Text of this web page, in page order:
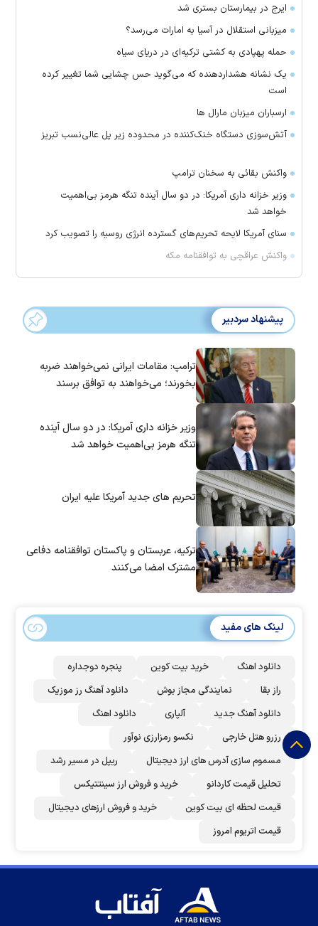
ایرج در بیمارستان بستری شد
میزبانی استقلال در آسیا به امارات می‌رسد؟
حمله پهپادی به کشتی ترکیه‌ای در دریای سیاه
یک نشانه هشداردهنده که می‌گوید حس چشایی شما تغییر کرده
است
ارسباران میزبان مارال ها
آتش‌سوزی دستگاه خنک‌کننده در محدوده زیر پل عالی‌نسب تبریز
واکنش بقائی به سخنان ترامپ
وزیر خزانه داری آمریکا: در دو سال آینده تنگه هرمز بی‌اهمیت
خواهد شد
سنای آمریکا لایحه تحریم‌های گسترده انرژی روسیه را تصویب کرد
واکنش عراقچی به توافقنامه مکه
پیشنهاد سردبیر
ترامپ: مقامات ایرانی نمی‌خواهند ضربه
بخورند؛ می‌خواهند به توافق برسند
وزیر خزانه داری آمریکا: در دو سال آینده
تنگه هرمز بی‌اهمیت خواهد شد
تحریم های جدید آمریکا علیه ایران
ترکیه، عربستان و پاکستان توافقنامه دفاعی
مشترک امضا می‌کنند
لینک های مفید
دانلود اهنگ خرید بیت کوین
پنجره دوجداره
راز بقا
نمایندگی مجاز بوش
دانلود آهنگ رز‌ موزیک
دانلود آهنگ جدید
آلپاری
دانلود اهنگ
رزرو هتل خارجی
نکسو رمزارزی نوآور
مسموم سازی آدرس های ارز دیجیتال
ریپل در مسیر رشد
تحلیل قیمت کاردانو
خرید و فروش ارز سینتتیکس
قیمت لحظه ای بیت کوین
خرید و فروش ارزهای دیجیتال
قیمت اتریوم امروز